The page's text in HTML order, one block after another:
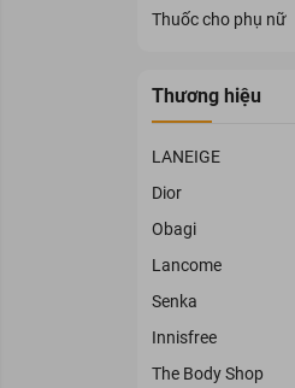
Thuốc cho phụ nữ
Thương hiệu
LANEIGE
Dior
Obagi
Lancome
Senka
Innisfree
The Body Shop